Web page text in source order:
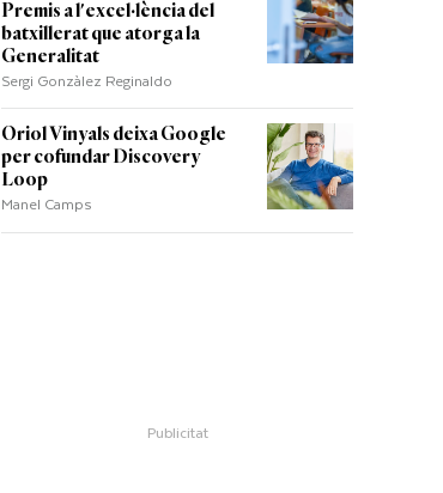
Premis a l'excel·lència del
batxillerat que atorga la
Generalitat
Sergi Gonzàlez Reginaldo
Oriol Vinyals deixa Google
per cofundar Discovery
Loop
Manel Camps